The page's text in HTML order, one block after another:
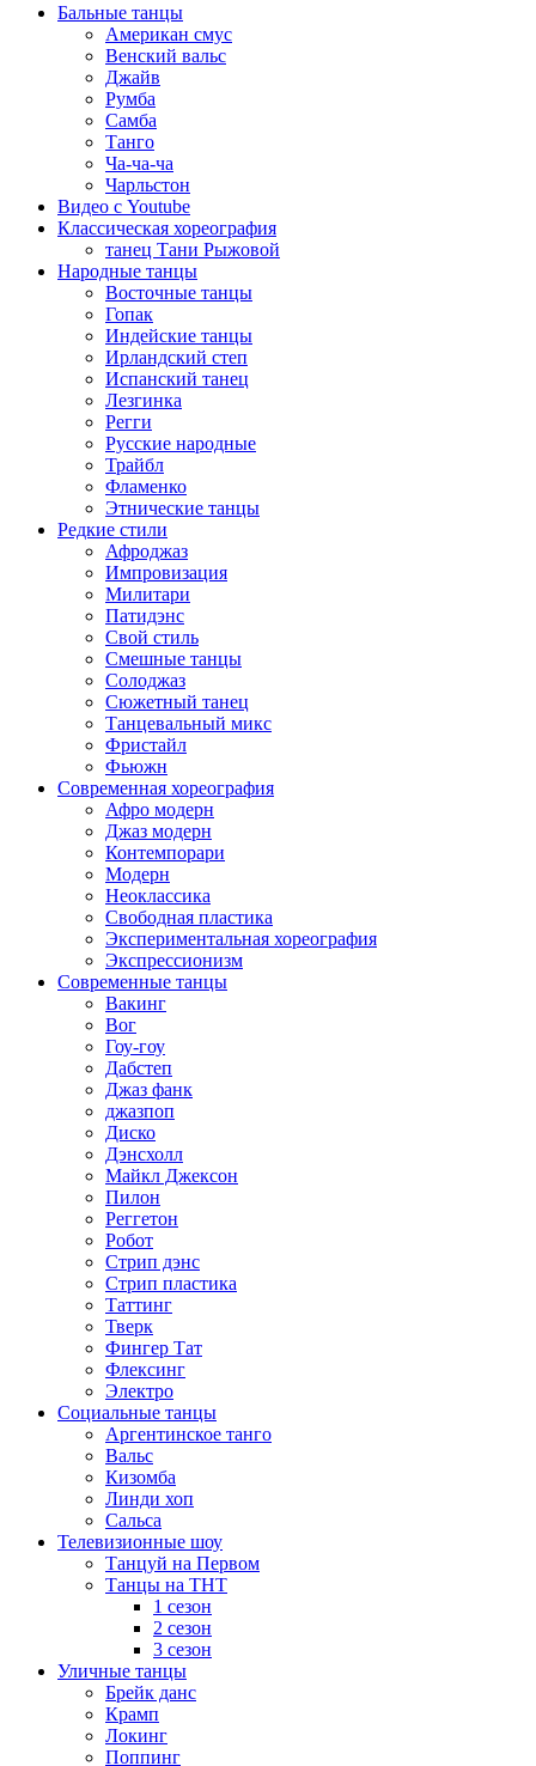
Бальные танцы
Американ смус
Венский вальс
Джайв
Румба
Самба
Танго
Ча-ча-ча
Чарльстон
Видео с Youtube
Классическая хореография
танец Тани Рыжовой
Народные танцы
Восточные танцы
Гопак
Индейские танцы
Ирландский степ
Испанский танец
Лезгинка
Регги
Русские народные
Трайбл
Фламенко
Этнические танцы
Редкие стили
Афроджаз
Импровизация
Милитари
Патидэнс
Свой стиль
Смешные танцы
Солоджаз
Сюжетный танец
Танцевальный микс
Фристайл
Фьюжн
Современная хореография
Афро модерн
Джаз модерн
Контемпорари
Модерн
Неоклассика
Свободная пластика
Экспериментальная хореография
Экспрессионизм
Современные танцы
Вакинг
Вог
Гоу-гоу
Дабстеп
Джаз фанк
джазпоп
Диско
Дэнсхолл
Майкл Джексон
Пилон
Реггетон
Робот
Стрип дэнс
Стрип пластика
Таттинг
Тверк
Фингер Тат
Флексинг
Электро
Социальные танцы
Аргентинское танго
Вальс
Кизомба
Линди хоп
Сальса
Телевизионные шоу
Танцуй на Первом
Танцы на ТНТ
1 сезон
2 сезон
3 сезон
Уличные танцы
Брейк данс
Крамп
Локинг
Поппинг